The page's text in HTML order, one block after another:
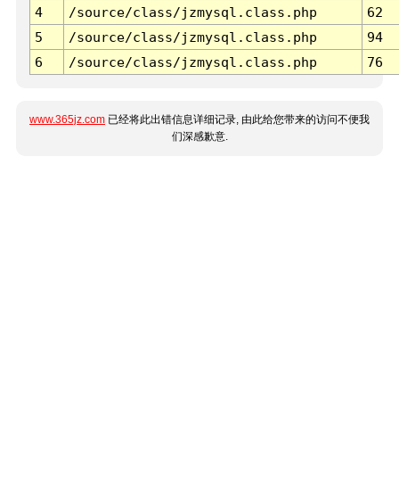
4
/source/class/jzmysql.class.php
62
5
/source/class/jzmysql.class.php
94
6
/source/class/jzmysql.class.php 76
www.365jz.com 已经将此出错信息详细记录, 由此给您带来的访问不便我
们深感歉意.